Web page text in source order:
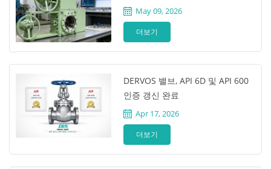
이프라인에서 누출 제로 및 완벽한
차단 성능 달성
May 09, 2026
더보기
DERVOS 밸브, API 6D 및 API 600
인증 갱신 완료
Apr 17, 2026
더보기